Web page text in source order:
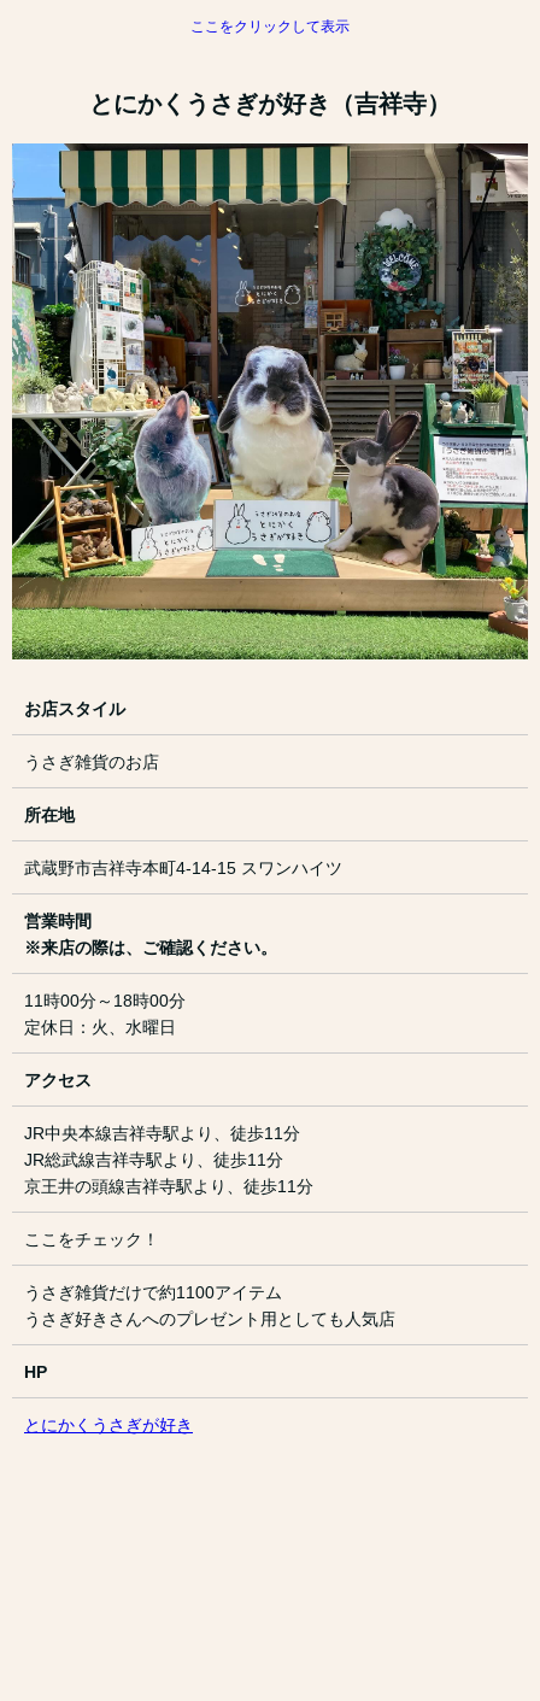
ここをクリックして表示
とにかくうさぎが好き（吉祥寺）
お店スタイル
うさぎ雑貨のお店
所在地
武蔵野市吉祥寺本町4-14-15 スワンハイツ
営業時間
※来店の際は、ご確認ください。
11時00分～18時00分
定休日：火、水曜日
アクセス
JR中央本線吉祥寺駅より、徒歩11分
JR総武線吉祥寺駅より、徒歩11分
京王井の頭線吉祥寺駅より、徒歩11分
ここをチェック！
うさぎ雑貨だけで約1100アイテム
うさぎ好きさんへのプレゼント用としても人気店
HP
とにかくうさぎが好き